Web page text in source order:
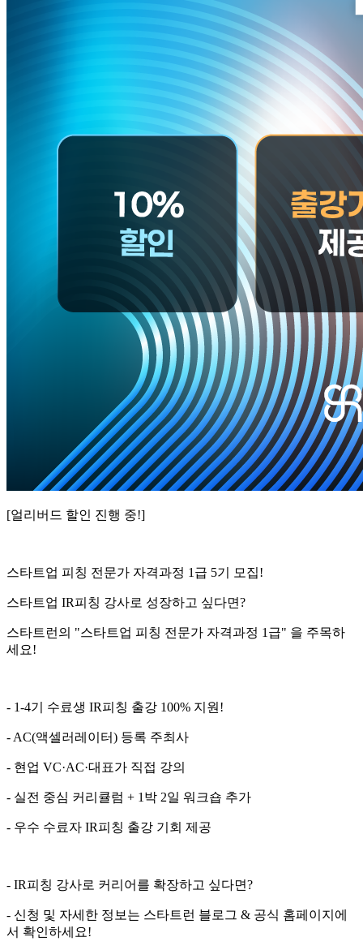
[얼리버드 할인 진행 중!]
스타트업 피칭 전문가 자격과정 1급 5기 모집!
스타트업 IR피칭 강사로 성장하고 싶다면?
스타트런의 "스타트업 피칭 전문가 자격과정 1급" 을 주목하
세요!
- 1-4기 수료생 IR피칭 출강 100% 지원!
- AC(액셀러레이터) 등록 주최사
- 현업 VC·AC·대표가 직접 강의
- 실전 중심 커리큘럼 + 1박 2일 워크숍 추가
- 우수 수료자 IR피칭 출강 기회 제공
- IR피칭 강사로 커리어를 확장하고 싶다면?
- 신청 및 자세한 정보는 스타트런 블로그 & 공식 홈페이지에
서 확인하세요!